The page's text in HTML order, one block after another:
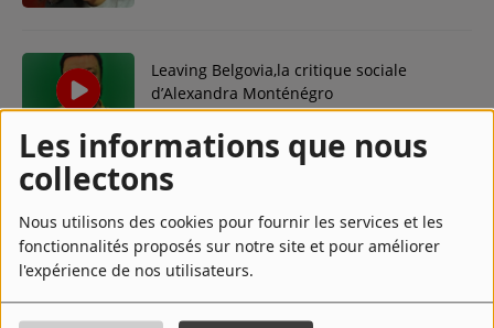
Les informations que nous
collectons
Nous utilisons des cookies pour fournir les services et les
fonctionnalités proposés sur notre site et pour améliorer
l'expérience de nos utilisateurs.
Fréquences
Recherche d'un titre
SE CONNECTER
Leaving Belgovia,la critique sociale
d’Alexandra Monténégro
RFI : Les journaux Monde
CK RADIO Charleking